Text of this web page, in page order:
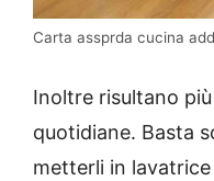
Carta assprda cucina
Inoltre risultano
quotidiane. Basta
metterli in